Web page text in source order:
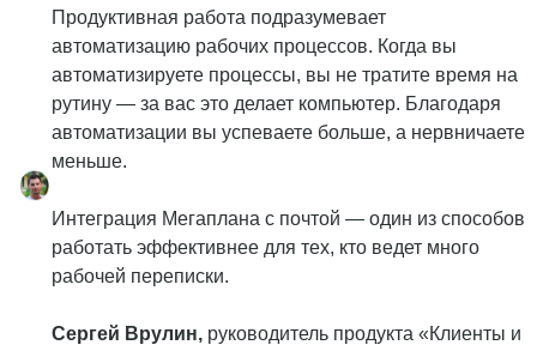
Продуктивная работа подразумевает
автоматизацию рабочих процессов. Когда вы
автоматизируете процессы, вы не тратите время на
рутину — за вас это делает компьютер. Благодаря
автоматизации вы успеваете больше, а нервничаете
меньше.
Интеграция Мегаплана с почтой — один из способов
работать эффективнее для тех, кто ведет много
рабочей переписки.
Сергей Врулин, руководитель продукта «Клиенты и